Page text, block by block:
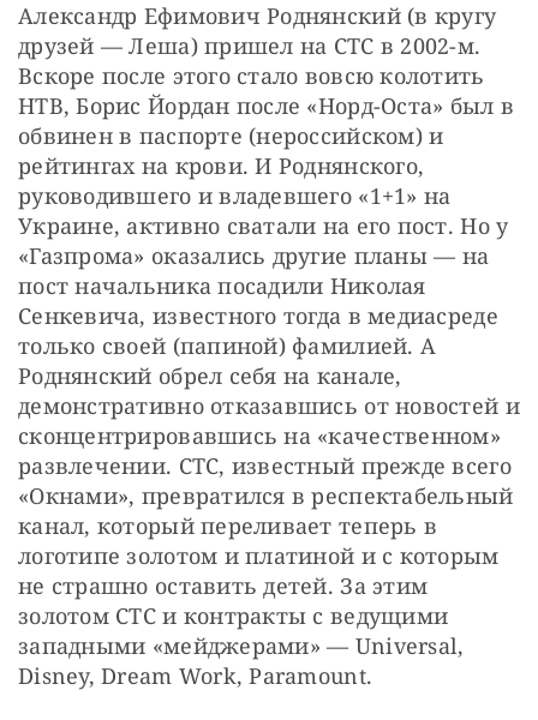
Александр Ефимович Роднянский (в кругу
друзей — Леша) пришел на СТС в 2002-м.
Вскоре после этого стало вовсю колотить
НТВ, Борис Йордан после «Норд-Оста» был в
обвинен в паспорте (нероссийском) и
рейтингах на крови. И Роднянского,
руководившего и владевшего «1+1» на
Украине, активно сватали на его пост. Но у
«Газпрома» оказались другие планы — на
пост начальника посадили Николая
Сенкевича, известного тогда в медиасреде
только своей (папиной) фамилией. А
Роднянский обрел себя на канале,
демонстративно отказавшись от новостей и
сконцентрировавшись на «качественном»
развлечении. СТС, известный прежде всего
«Окнами», превратился в респектабельный
канал, который переливает теперь в
логотипе золотом и платиной и с которым
не страшно оставить детей. За этим
золотом СТС и контракты с ведущими
западными «мейджерами» — Universal,
Disney, Dream Work, Paramount.